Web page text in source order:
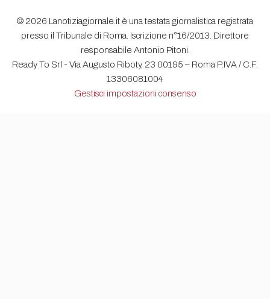
© 2026 Lanotiziagiornale.it è una testata giornalistica registrata
presso il Tribunale di Roma. Iscrizione n°16/2013. Direttore
responsabile Antonio Pitoni.
Ready To Srl - Via Augusto Riboty, 23 00195 – Roma P.IVA / C.F.
13306081004
Gestisci impostazioni consenso